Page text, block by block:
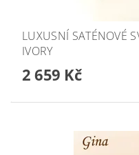
LUXUSNÍ SATÉNOVÉ
IVORY
2 659 Kč